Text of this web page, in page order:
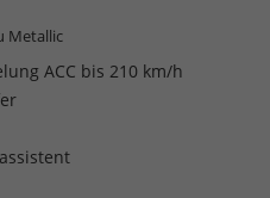
Metallic
ACC bis 210 km/h